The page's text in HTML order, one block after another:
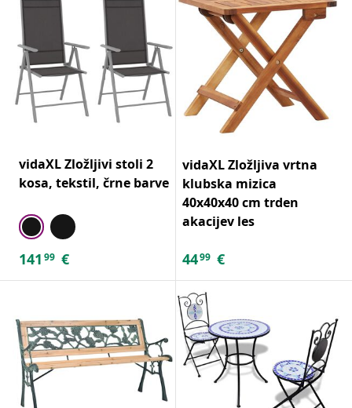
vidaXL Zložljivi stoli 2
kosa, tekstil, črne barve
141 99 €
vidaXL Zložljiva vrtna
klubska mizica
40x40x40 cm trden
akacijev les
4499 €